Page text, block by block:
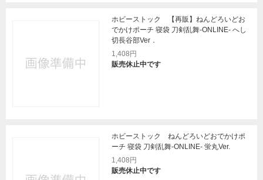
ホビーストック 【再販】ねんどろいどお
でかけポーチ 寝袋 刀剣乱舞-ONLINE- へし
切長谷部Ver．
1,408円
販売休止中です
ホビーストック ねんどろいどおでかけポ
ーチ 寝袋 刀剣乱舞-ONLINE- 蛍丸Ver.
1,408円
販売休止中です